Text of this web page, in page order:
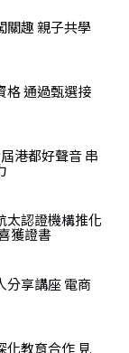
關趣 親子共學
格 通過甄選接
港都好聲音 串
太認證機構推化
獲證書
分享講座 電商
化教育合作 見